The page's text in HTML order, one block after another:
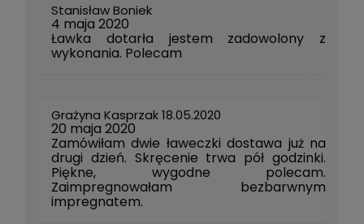
Stanisław Boniek
4 maja 2020
Ławka dotarła jestem zadowolony z
wykonania. Polecam
Grażyna Kasprzak 18.05.2020
20 maja 2020
Zamówiłam dwie ławeczki dostawa już na
drugi dzień. Skręcenie trwa pół godzinki.
Piękne, wygodne polecam.
Zaimpregnowałam bezbarwnym
impregnatem.